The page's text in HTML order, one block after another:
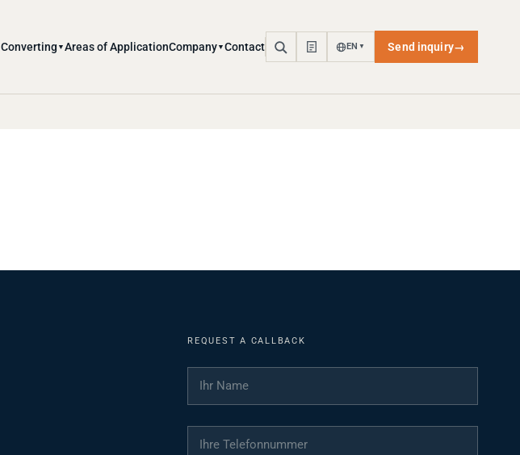
Converting ▼ Areas of ApplicationCompany▼ Contact EN ▼ Send inquiry→
REQUEST A CALLBACK
Ihr Name
Ihre Telefonnummer